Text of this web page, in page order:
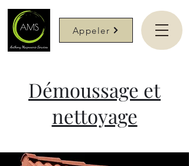
Appeler
Démoussage et
nettoyage